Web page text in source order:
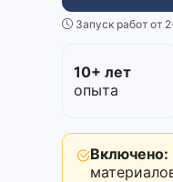
Запуск работ от
10+ лет
опыта
Включено: